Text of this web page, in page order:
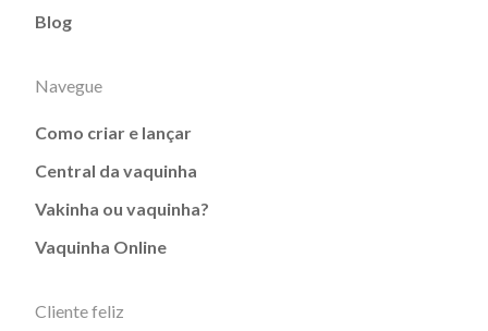
Blog
Navegue
Como criar e lançar
Central da vaquinha
Vakinha ou vaquinha?
Vaquinha Online
Cliente feliz